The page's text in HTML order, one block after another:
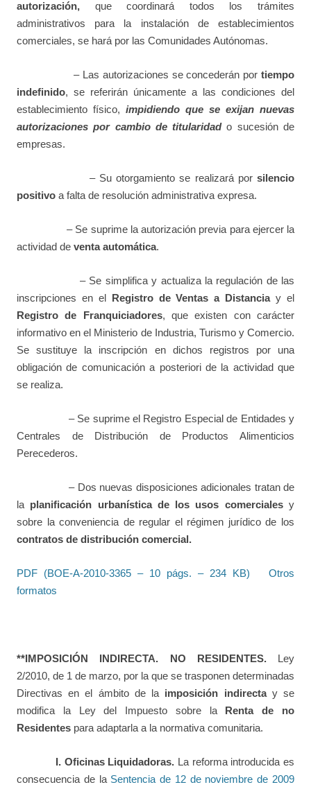
autorización, que coordinará todos los trámites
administrativos para la instalación de establecimientos
comerciales, se hará por las Comunidades Autónomas.
– Las autorizaciones se concederán por tiempo
indefinido, se referirán únicamente a las condiciones del
establecimiento físico, impidiendo que se exijan nuevas
autorizaciones por cambio de titularidado sucesión de
empresas.
– Su otorgamiento se realizará por silencio
positivo a falta de resolución administrativa expresa.
– Se suprime la autorización previa para ejercer la
actividad de venta automática.
– Se simplifica y actualiza la regulación de las
inscripciones en el
Registro de Ventas a Distanciay el
Registro de Franquiciadores, que existen con carácter
informativo en el Ministerio de Industria, Turismo y Comercio.
Se sustituye la inscripción en dichos registros por una
obligación de comunicación a posteriori de la actividad que
se realiza.
– Se suprime el Registro Especial de Entidades y
Centrales de Distribución de Productos Alimenticios
Perecederos.
– Dos nuevas disposiciones adicionales tratan de
la planificación urbanística de los usos comercialesy
sobre la conveniencia de regular el régimen jurídico de los
contratos de distribución comercial.
PDF (BOE-A-2010-3365 – 10 págs. – 234 KB)
Otros
formatos
**IMPOSICIÓN INDIRECTA. NO RESIDENTES.
Ley
2/2010, de 1 de marzo, por la que se trasponen determinadas
Directivas en el ámbito de la imposición indirectay se
modifica la Ley del Impuesto sobre la
Renta de no
Residentes para adaptarla a la normativa comunitaria.
I. Oficinas Liquidadoras. La reforma introducida es
consecuencia de la Sentencia de 12 de noviembre de 2009